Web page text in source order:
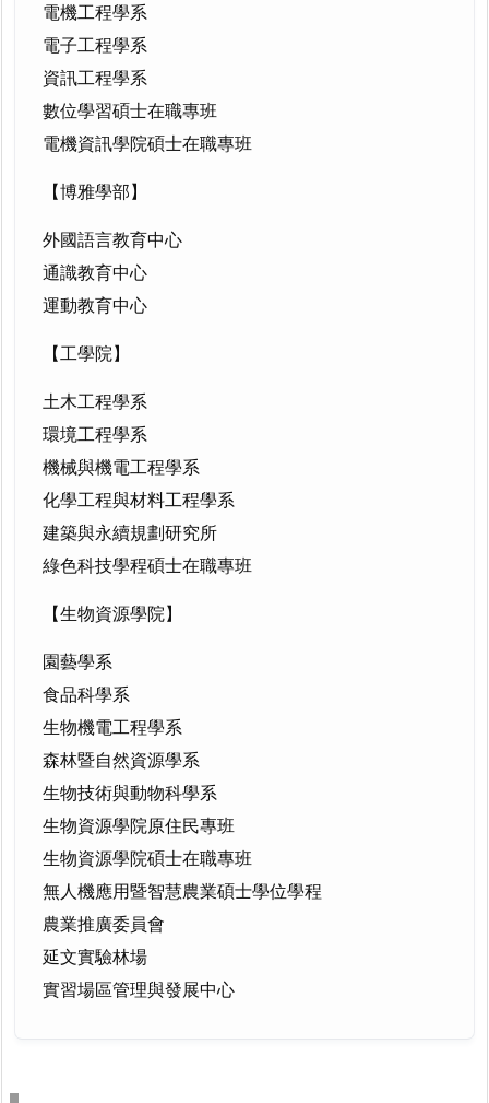
電機工程學系
電子工程學系
資訊工程學系
數位學習碩士在職專班
電機資訊學院碩士在職專班
【博雅學部】
外國語言教育中心
通識教育中心
運動教育中心
【工學院】
土木工程學系
環境工程學系
機械與機電工程學系
化學工程與材料工程學系
建築與永續規劃研究所
綠色科技學程碩士在職專班
【生物資源學院】
園藝學系
食品科學系
生物機電工程學系
森林暨自然資源學系
生物技術與動物科學系
生物資源學院原住民專班
生物資源學院碩士在職專班
無人機應用暨智慧農業碩士學位學程
農業推廣委員會
延文實驗林場
實習場區管理與發展中心